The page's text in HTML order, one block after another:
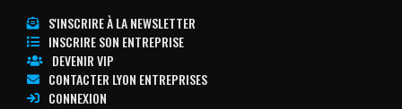
S'INSCRIRE À LA NEWSLETTER
INSCRIRE SON ENTREPRISE
DEVENIR VIP
CONTACTER LYON ENTREPRISES
CONNEXION